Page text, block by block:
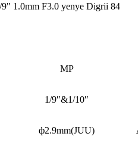
1.0mm F3.0 yenye Digrii 84
MP
1/9″&1/10″
ф2.9mm(JUU)